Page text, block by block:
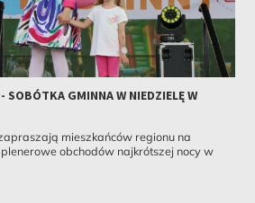
SOBÓTKA GMINNA W NIEDZIELĘ W
mieszkańców regionu na
obchodów najkrótszej nocy w